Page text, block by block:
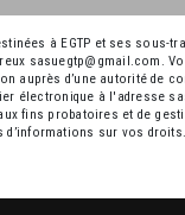
à EGTP et ses sous-
sasuegtp@gmail.com.
auprès d’une autorité de
électronique à l'adresse
fins probatoires et de
sur vos droits.